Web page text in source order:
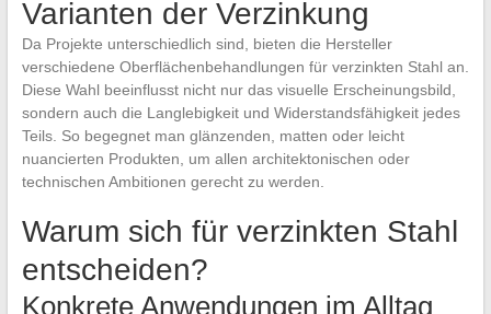
Varianten der Verzinkung
Da Projekte unterschiedlich sind, bieten die Hersteller
verschiedene Oberflächenbehandlungen für verzinkten Stahl an.
Diese Wahl beeinflusst nicht nur das visuelle Erscheinungsbild,
sondern auch die Langlebigkeit und Widerstandsfähigkeit jedes
Teils. So begegnet man glänzenden, matten oder leicht
nuancierten Produkten, um allen architektonischen oder
technischen Ambitionen gerecht zu werden.
Warum sich für verzinkten Stahl
entscheiden?
Konkrete Anwendungen im Alltag